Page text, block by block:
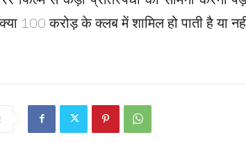
100 करोड़ के क्लब में शामिल हो पाती है या